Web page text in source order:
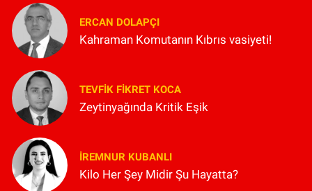
ERCAN DOLAPÇI
Kahraman Komutanın Kıbrıs vasiyeti!
TEVFIK FIKRET KOCA
Zeytinyağında Kritik Eşik
İREMNUR KUBANLI
Kilo Her Şey Midir Şu Hayatta?